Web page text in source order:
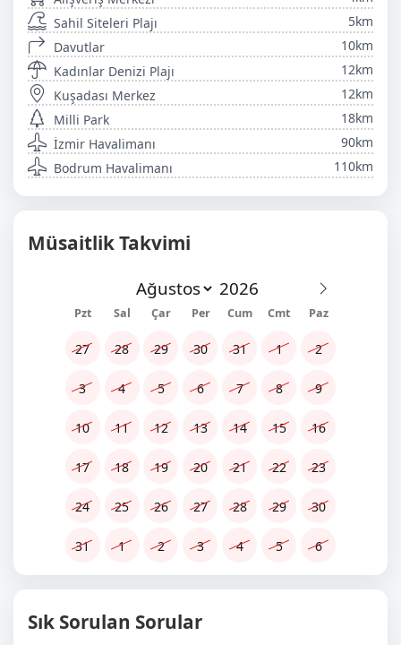
Sahil Siteleri Plajı
5km
Davutlar
10km
Kadınlar Denizi Plajı
12km
Kuşadası Merkez
12km
Milli Park
18km
İzmir Havalimanı
90km
Bodrum Havalimanı
110km
Müsaitlik Takvimi
Pzt Sal Çar Per Cum Cmt Paz
27 28 29 30 31 1 2
3 4 5 6 7 8 9
10 11 12 13 14 15 16
17 18 19 20 21 22 23
24 25 26 27 28 29 30
31 1 2 3 4 5 6
Sık Sorulan Sorular